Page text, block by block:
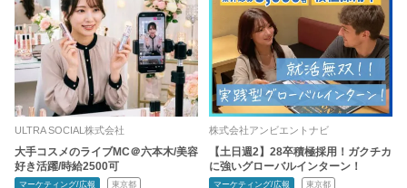
ULTRA SOCIAL株式会社
大手コスメのライブMC＠六本木/美容
好き活躍/時給2500可
マーケティング/広報 東京都
株式会社アンビエントナビ
【土日週2】28卒積極採用！ガクチカ
に強いグローバルインターン！
マーケティング/広報 東京都